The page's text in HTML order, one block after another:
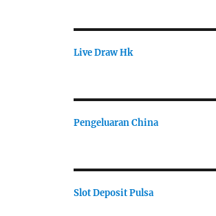
Live Draw Hk
Pengeluaran China
Slot Deposit Pulsa